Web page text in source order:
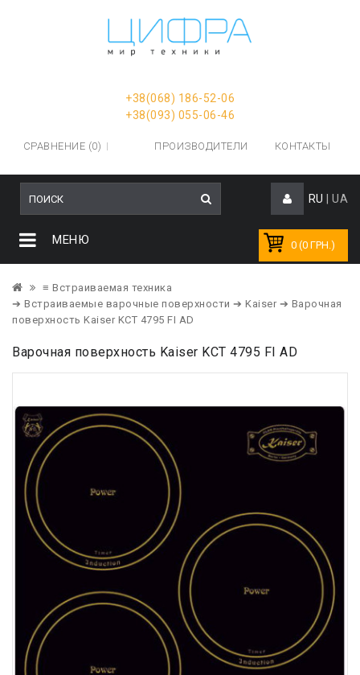
+38(068) 186-52-06
+38(093) 055-06-46
СРАВНЕНИЕ (0) ПРОИЗВОДИТЕЛИ КОНТАКТЫ
RU UA
0 (0 ГРН.)
МЕНЮ
≡ Встраиваемая техника
➔ Встраиваемые варочные поверхности ➔ Kaiser ➔ Варочная
поверхность Kaiser KCT 4795 FI AD
Варочная поверхность Kaiser KCT 4795 FI AD